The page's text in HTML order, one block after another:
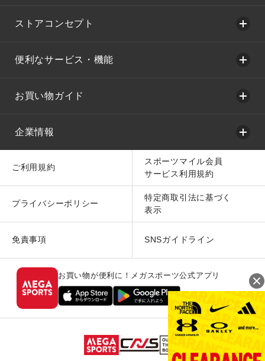
ストアコンセプト
便利なサービス・機能
お買い物ガイド
企業情報
ご利用規約
スポーツマイル会員
サービス利用規約
プライバシーポリシー
特定商取引法に基づく
表示
免責事項 SNSガイドライン
お買い物が便利に！メガスポーツ公式アプリ